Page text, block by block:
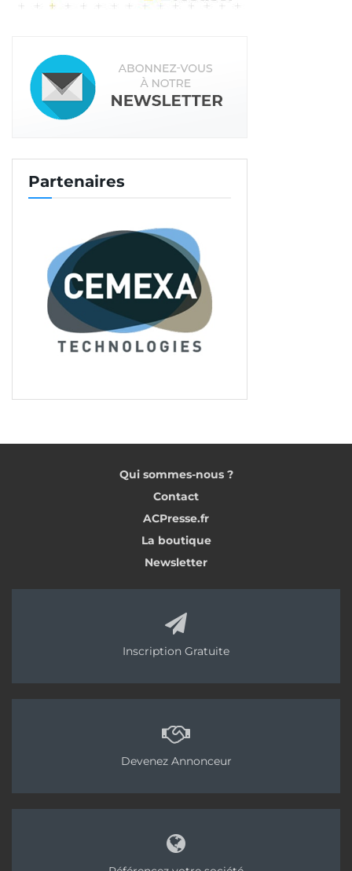
Partenaires
Qui sommes-nous ?
Contact
ACPresse.fr
La boutique
Newsletter
Inscription Gratuite
Devenez Annonceur